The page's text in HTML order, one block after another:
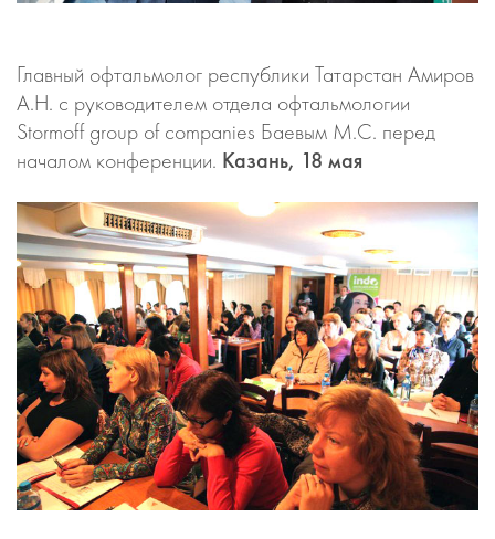
Главный офтальмолог республики Татарстан Амиров
А.Н. c руководителем отдела офтальмологии
Stormoff group of companies Баевым М.С. перед
началом конференции. Казань, 18 мая